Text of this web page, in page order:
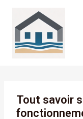
contenu
Tout savoir